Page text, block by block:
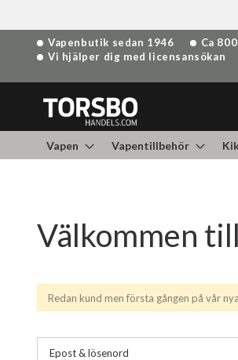
Hoppa
till
Vapenbutik sedan 1946
Ca
Vi hjälper dig med licensansökan
Vapen Vapentillbehör
Välkommen
Redan kund men första gången på vår
Epost & lösenord